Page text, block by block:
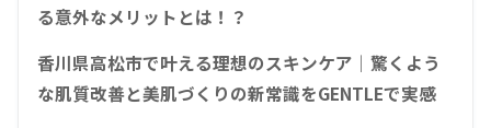
る意外なメリットとは！？
香川県高松市で叶える理想のスキンケア｜驚くよう
な肌質改善と美肌づくりの新常識をGENTLEで実感